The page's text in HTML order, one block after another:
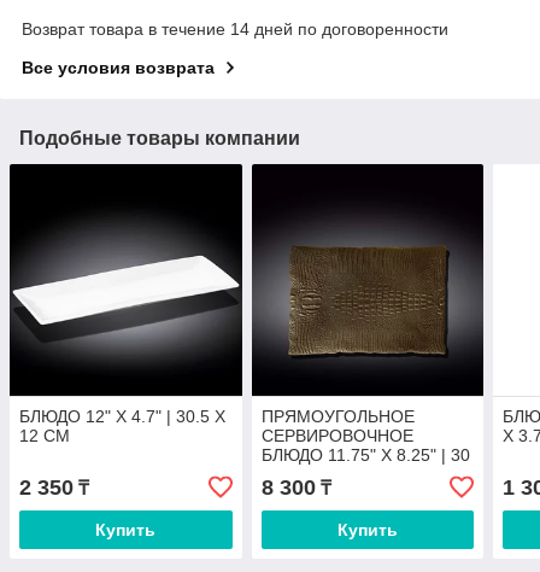
Возврат товара в течение 14 дней по договоренности
Все условия возврата
Подобные товары компании
БЛЮДО 12" X 4.7" | 30.5 X
12 CM
2 350 ₸
Купить
ПРЯМОУГОЛЬНОЕ
СЕРВИРОВОЧНОЕ
БЛЮДО 11.75" X 8.25" | 30
X 21 CM
8 300₸
Купить
X
1